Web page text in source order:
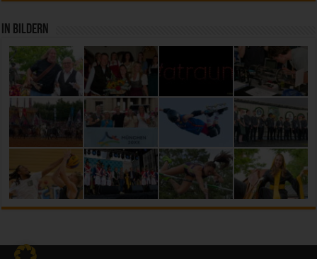
In Bildern